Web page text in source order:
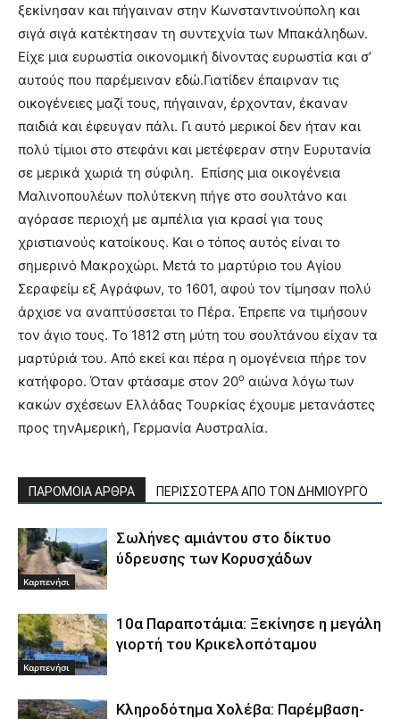
ξεκίνησαν και πήγαιναν στην Κωνσταντινούπολη και
σιγά σιγά κατέκτησαν τη συντεχνία των Μπακάληδων.
Είχε μια ευρωστία οικονομική δίνοντας ευρωστία και σ’
αυτούς που παρέμειναν εδώ.Γιατίδεν έπαιρναν τις
οικογένειες μαζί τους, πήγαιναν, έρχονταν, έκαναν
παιδιά και έφευγαν πάλι. Γι αυτό μερικοί δεν ήταν και
πολύ τίμιοι στο στεφάνι και μετέφεραν στην Ευρυτανία
σε μερικά χωριά τη σύφιλη. Επίσης μια οικογένεια
Μαλινοπουλέων πολύτεκνη πήγε στο σουλτάνο και
αγόρασε περιοχή με αμπέλια για κρασί για τους
χριστιανούς κατοίκους. Και ο τόπος αυτός είναι το
σημερινό Μακροχώρι. Μετά το μαρτύριο του Αγίου
Σεραφείμ εξ Αγράφων, το 1601, αφού τον τίμησαν πολύ
άρχισε να αναπτύσσεται το Πέρα. Έπρεπε να τιμήσουν
τον άγιο τους. Το 1812 στη μύτη του σουλτάνου είχαν τα
μαρτύριά του. Από εκεί και πέρα η ομογένεια πήρε τον
κατήφορο. Όταν φτάσαμε στον 20ο αιώνα λόγω των
κακών σχέσεων Ελλάδας Τουρκίας έχουμε μετανάστες
προς τηνΑμερική, Γερμανία Αυστραλία.
ΠΑΡΟΜΟΙΑ ΑΡΘΡΑ ΠΕΡΙΣΣΟΤΕΡΑ ΑΠΟ ΤΟΝ ΔΗΜΙΟΥΡΓΟ
Καρπενήσι
Σωλήνες αμιάντου στο δίκτυο
ύδρευσης των Κορυσχάδων
Καρπενήσι
10α Παραποτάμια: Ξεκίνησε η μεγάλη
γιορτή του Κρικελοπόταμου
Κληροδότημα Χολέβα: Παρέμβαση-